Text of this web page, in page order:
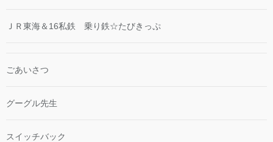
ＪＲ東海＆16私鉄 乗り鉄☆たびきっぷ
ごあいさつ
グーグル先生
スイッチバック